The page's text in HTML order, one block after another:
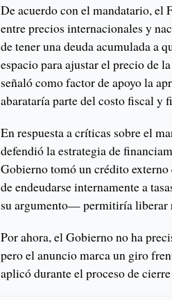
De acuerdo con el mandatario,
entre precios internacionales y
de tener una deuda acumulada a
espacio para ajustar el precio de
señaló como factor de apoyo la
abarataría parte del costo fiscal y
En respuesta a críticas sobre el
defendió la estrategia de
Gobierno tomó un crédito externo
de endeudarse internamente a
su argumento— permitiría liberar
Por ahora, el Gobierno no ha
pero el anuncio marca un giro
aplicó durante el proceso de